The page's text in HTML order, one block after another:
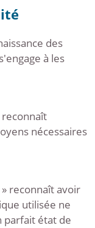
des
à les
reconnaît
nécessaires
» reconnaît avoir
utilisée ne
parfait état de